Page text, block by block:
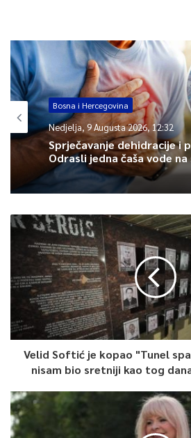
0
Article Rating
Bosna i Hercegovina
Nedjelja, 9 Augusta 2026, 12:32
Sprječavanje dehidracije i
Odrasli jedna čaša vode
Velid Softić je kopao "Tunel
nisam bio sretniji kao tog